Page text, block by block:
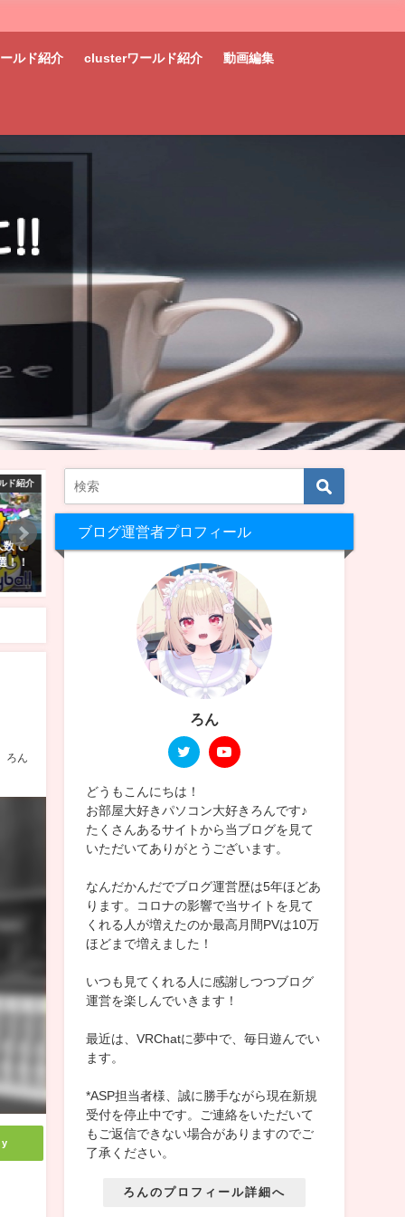
ルド紹介 clusterワールド紹介 動画編集
ド制作
作ろ
がで
ーセール商品はどれ？私の気にな
ったセール品を紹介
をアップロード！入れたア
2026年5月14日
ろん
ブログ運営者プロフィール
ろん
どうもこんにちは！
お部屋大好きパソコン大好きろんです♪
たくさんあるサイトから当ブログを見て
いただいてありがとうございます。
なんだかんだでブログ運営歴は5年ほどあ
ります。コロナの影響で当サイトを見て
くれる人が増えたのか最高月間PVは10万
ほどまで増えました！
いつも見てくれる人に感謝しつつブログ
運営を楽しんでいきます！
最近は、VRChatに夢中で、毎日遊んでい
ます。
*ASP担当者様、誠に勝手ながら現在新規
受付を停止中です。ご連絡をいただいて
もご返信できない場合がありますのでご
了承ください。
ろんのプロフィール詳細へ